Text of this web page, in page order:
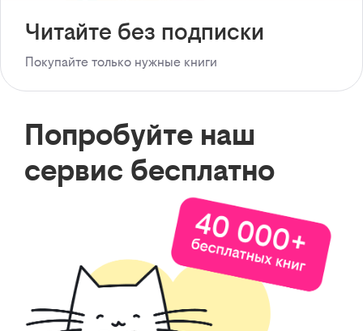
Читайте без подписки
Покупайте только нужные книги
Попробуйте наш
сервис бесплатно